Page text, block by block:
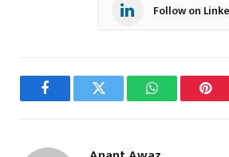
Follow on
FacebookTwitter WhatsApp